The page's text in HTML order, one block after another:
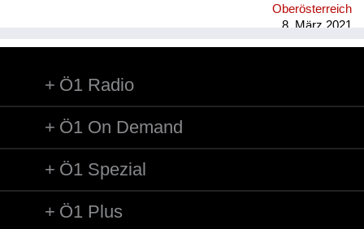
Oberösterreich
8. März 2021
Ö1 Radio
Ö1 On Demand
Ö1 Spezial
Ö1 Plus